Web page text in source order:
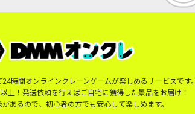
時間オンラインクレーンゲームが楽しめるサービスです
上！発送依頼を行えばご自宅に獲得した景品をお届け！
あるので、初心者の方でも安心して楽しめます。